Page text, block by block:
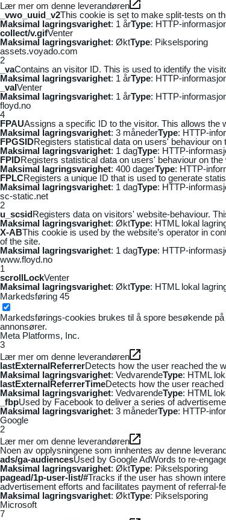
Lær mer om denne leverandøren
_vwo_uuid_v2This cookie is set to make split-tests on
Maksimal lagringsvarighet: 1 årType: HTTP-
collect/v.gifVenter
Maksimal lagringsvarighet: ØktType: Pikselsporing
assets.voyado.com
2
_vaContains an visitor ID. This is used to identify the
Maksimal lagringsvarighet: 1 årType: HTTP-
_vaIVenter
Maksimal lagringsvarighet: 1 årType: HTTP-
floyd.no
4
FPAUAssigns a specific ID to the visitor. This allows
Maksimal lagringsvarighet: 3 månederType: HTTP-
FPGSIDRegisters statistical data on users' behaviour
Maksimal lagringsvarighet: 1 dagType: HTTP-
FPIDRegisters statistical data on users' behaviour on
Maksimal lagringsvarighet: 400 dagerType: HTTP-
FPLCRegisters a unique ID that is used to generate
Maksimal lagringsvarighet: 1 dagType: HTTP-
sc-static.net
2
u_scsidRegisters data on visitors' website-behaviour.
Maksimal lagringsvarighet: ØktType: HTML lokal
X-ABThis cookie is used by the website’s operator in
of the site.
Maksimal lagringsvarighet: 1 dagType: HTTP-
www.floyd.no
1
scrollLockVenter
Maksimal lagringsvarighet: ØktType: HTML lokal
Markedsføring 45
Markedsførings-cookies brukes til å spore besøkende
annonsører.
Meta Platforms, Inc.
3
Lær mer om denne leverandøren
lastExternalReferrerDetects how the user reached the
Maksimal lagringsvarighet: VedvarendeType: HTML
lastExternalReferrerTimeDetects how the user
Maksimal lagringsvarighet: VedvarendeType: HTML
_fbpUsed by Facebook to deliver a series of
Maksimal lagringsvarighet: 3 månederType: HTTP-
Google
2
Lær mer om denne leverandøren
Noen av opplysningene som innhentes av denne
ads/ga-audiencesUsed by Google AdWords to re-
Maksimal lagringsvarighet: ØktType: Pikselsporing
pagead/1p-user-list/#Tracks if the user has shown
advertisement efforts and facilitates payment of referral-
Maksimal lagringsvarighet: ØktType: Pikselsporing
Microsoft
7